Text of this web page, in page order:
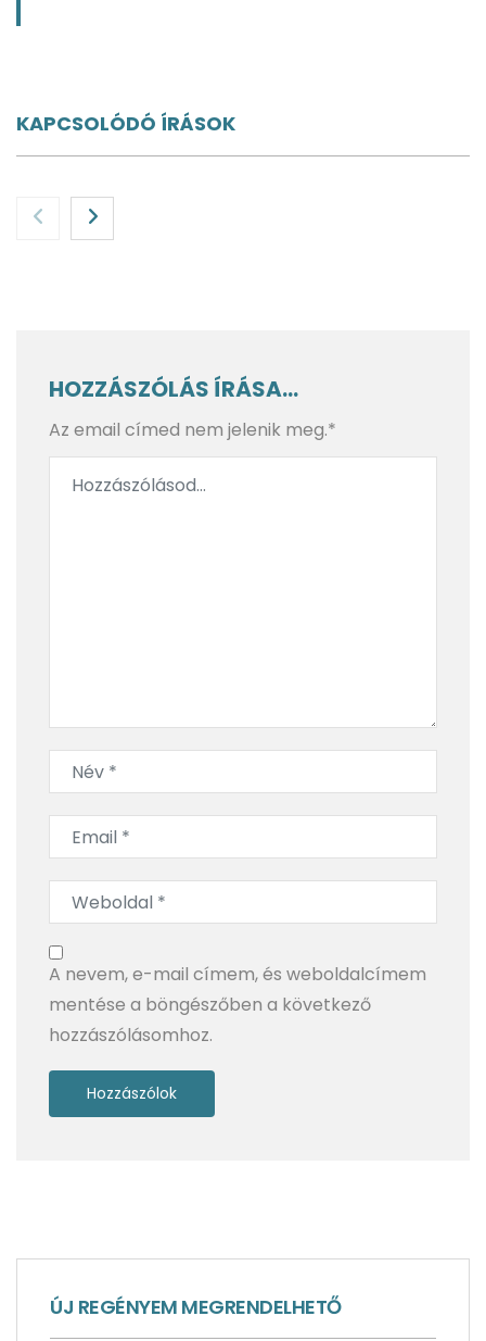
KAPCSOLÓDÓ ÍRÁSOK
Hengerminta
A varázslat útján a golf őshazájától a Loch Ness-i
szörnyig – Skócia, 3. rész
HOZZÁSZÓLÁS ÍRÁSA...
Az email címed nem jelenik meg.*
A nevem, e-mail címem, és weboldalcímem
mentése a böngészőben a következő
hozzászólásomhoz.
ÚJ REGÉNYEM MEGRENDELHETŐ